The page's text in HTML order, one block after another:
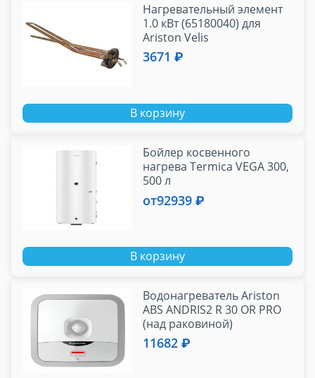
Нагревательный элемент
1.0 кВт (65180040) для
Ariston Velis
3671 ₽
В корзину
Бойлер косвенного
нагрева Termica VEGA 300,
500 л
от92939 ₽
В корзину
Водонагреватель Ariston
ABS ANDRIS2 R 30 OR PRO
(над раковиной)
11682 ₽